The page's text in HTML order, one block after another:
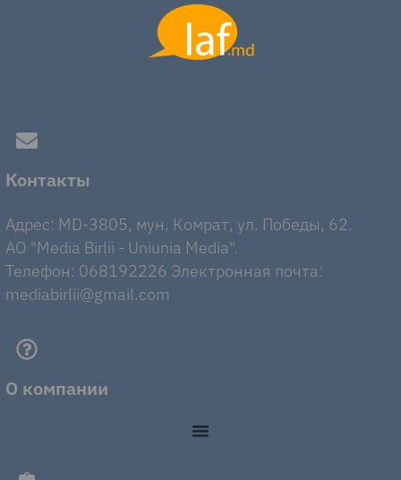
Контакты
Адрес: MD-3805, мун. Комрат, ул. Победы, 62.
AO "Media Birlii - Uniunia Media".
Телефон: 068192226 Электронная почта:
mediabirlii@gmail.com
О компании